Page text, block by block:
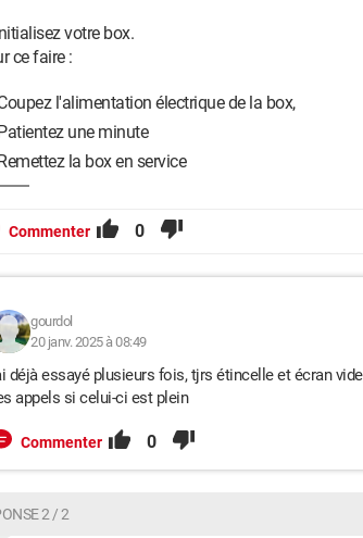
votre box.
ce faire :
l'alimentation électrique de la box,
une minute
la box en service
Commenter 0
gourdol
20 janv. 2025 à 08:49
déjà essayé plusieurs fois, tjrs étincelle et écran
appels si celui-ci est plein
Commenter 0
2 / 2